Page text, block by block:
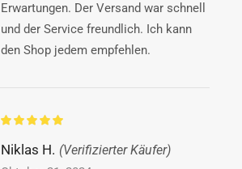
Erwartungen. Der Versand war schnell
und der Service freundlich. Ich kann
den Shop jedem empfehlen.
Niklas H. (Verifizierter Käufer)